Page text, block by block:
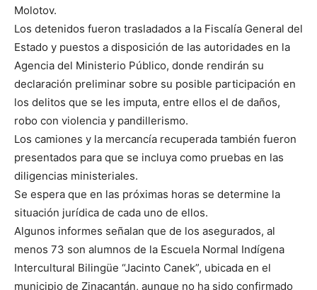
Molotov.
Los detenidos fueron trasladados a la Fiscalía General del
Estado y puestos a disposición de las autoridades en la
Agencia del Ministerio Público, donde rendirán su
declaración preliminar sobre su posible participación en
los delitos que se les imputa, entre ellos el de daños,
robo con violencia y pandillerismo.
Los camiones y la mercancía recuperada también fueron
presentados para que se incluya como pruebas en las
diligencias ministeriales.
Se espera que en las próximas horas se determine la
situación jurídica de cada uno de ellos.
Algunos informes señalan que de los asegurados, al
menos 73 son alumnos de la Escuela Normal Indígena
Intercultural Bilingüe “Jacinto Canek”, ubicada en el
municipio de Zinacantán, aunque no ha sido confirmado